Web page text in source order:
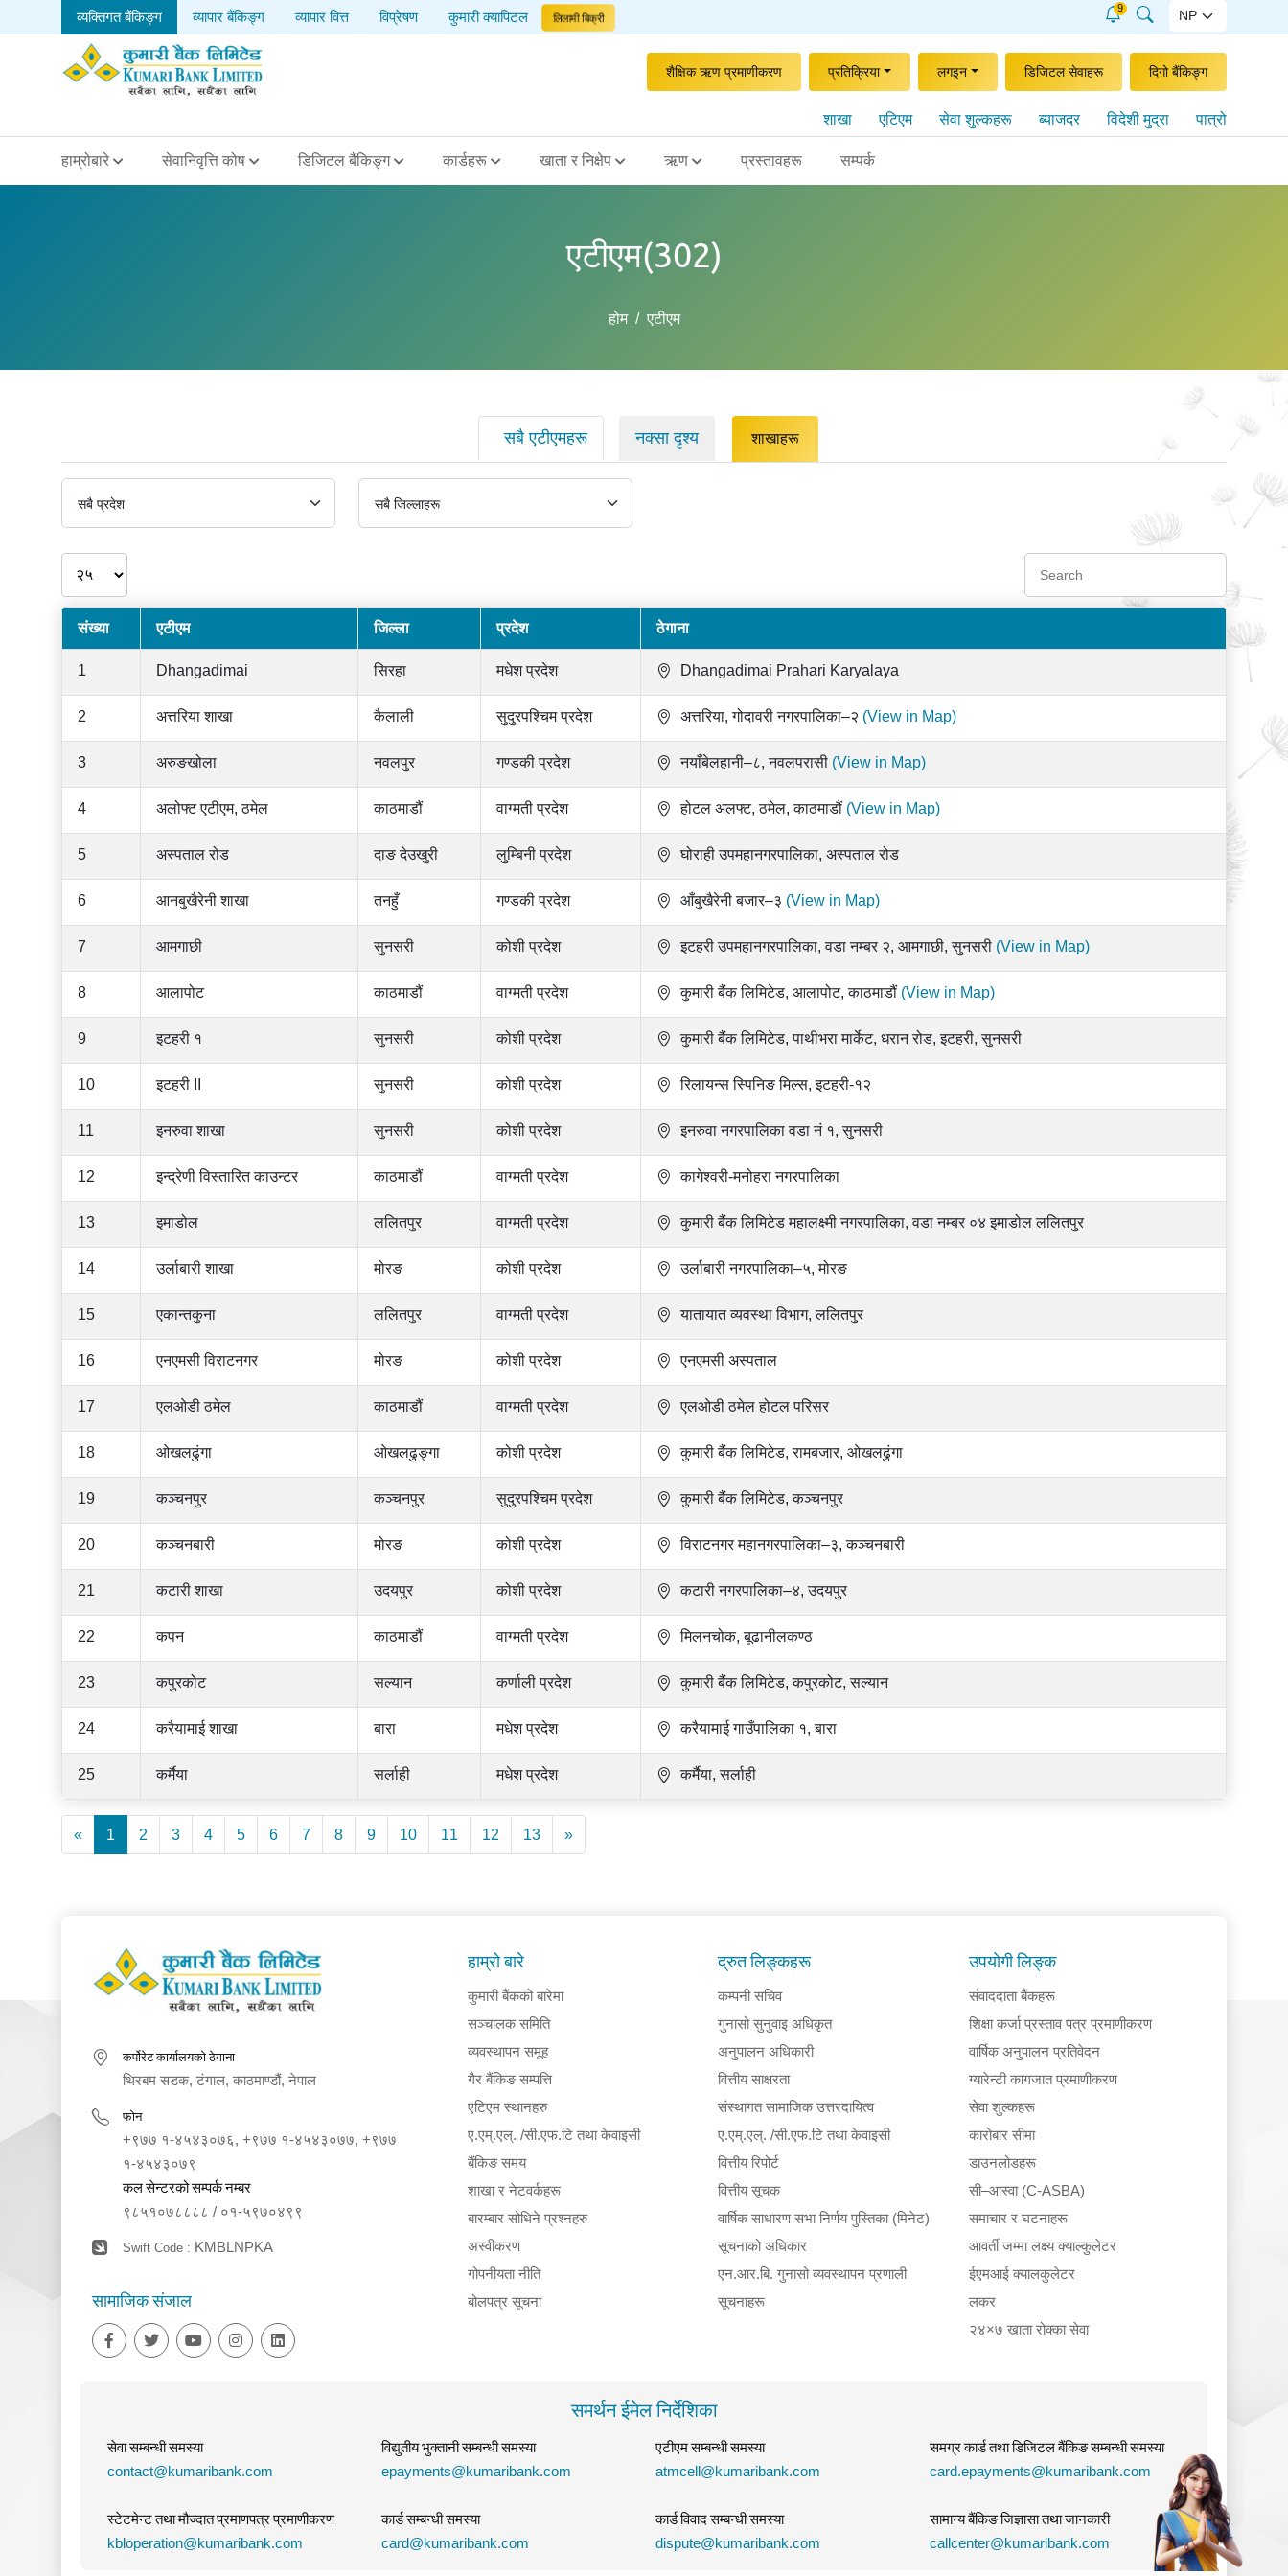
व्यक्तिगत बैंकिङ्ग व्यापार बैंकिङ्ग व्यापार वित्त विप्रेषण कुमारी क्यापिटल लिलामी बिक्री
9
शैक्षिक ऋण प्रमाणीकरण प्रतिक्रिया लगइन डिजिटल सेवाहरू दिगो बैंकिङ्ग
शाखा एटिएम सेवा शुल्कहरू ब्याजदर विदेशी मुद्रा पात्रो
हाम्रोबारे सेवानिवृत्ति कोष डिजिटल बैंकिङ्ग कार्डहरू खाता र निक्षेप ऋण प्रस्तावहरू सम्पर्क
एटीएम(302)
होम एटीएम
सबै एटीएमहरू नक्सा दृश्य शाखाहरू
संख्या एटीएम जिल्ला प्रदेश ठेगाना
1 Dhangadimai सिरहा मधेश प्रदेश Dhangadimai Prahari Karyalaya
2 अत्तरिया शाखा कैलाली सुदुरपश्चिम प्रदेश अत्तरिया, गोदावरी नगरपालिका–२ (View in Map)
3 अरुङखोला नवलपुर गण्डकी प्रदेश नयाँबेलहानी–८, नवलपरासी (View in Map)
4 अलोफ्ट एटीएम, ठमेल काठमाडौं वाग्मती प्रदेश होटल अलफ्ट, ठमेल, काठमाडौं (View in Map)
5 अस्पताल रोड दाङ देउखुरी लुम्बिनी प्रदेश घोराही उपमहानगरपालिका, अस्पताल रोड
6 आनबुखैरेनी शाखा तनहुँ गण्डकी प्रदेश आँबुखैरेनी बजार–३ (View in Map)
7 आमगाछी सुनसरी कोशी प्रदेश इटहरी उपमहानगरपालिका, वडा नम्बर २, आमगाछी, सुनसरी (View in Map)
8 आलापोट काठमाडौं वाग्मती प्रदेश कुमारी बैंक लिमिटेड, आलापोट, काठमाडौं (View in Map)
9 इटहरी १ सुनसरी कोशी प्रदेश कुमारी बैंक लिमिटेड, पाथीभरा मार्केट, धरान रोड, इटहरी, सुनसरी
10 इटहरी II सुनसरी कोशी प्रदेश रिलायन्स स्पिनिङ मिल्स, इटहरी-१२
11 इनरुवा शाखा सुनसरी कोशी प्रदेश इनरुवा नगरपालिका वडा नं १, सुनसरी
12 इन्द्रेणी विस्तारित काउन्टर काठमाडौं वाग्मती प्रदेश कागेश्वरी-मनोहरा नगरपालिका
13 इमाडोल ललितपुर वाग्मती प्रदेश कुमारी बैंक लिमिटेड महालक्ष्मी नगरपालिका, वडा नम्बर ०४ इमाडोल ललितपुर
14 उर्लाबारी शाखा मोरङ कोशी प्रदेश उर्लाबारी नगरपालिका–५, मोरङ
15 एकान्तकुना ललितपुर वाग्मती प्रदेश यातायात व्यवस्था विभाग, ललितपुर
16 एनएमसी विराटनगर मोरङ कोशी प्रदेश एनएमसी अस्पताल
17 एलओडी ठमेल काठमाडौं वाग्मती प्रदेश एलओडी ठमेल होटल परिसर
18 ओखलढुंगा ओखलढुङ्गा कोशी प्रदेश कुमारी बैंक लिमिटेड, रामबजार, ओखलढुंगा
19 कञ्चनपुर कञ्चनपुर सुदुरपश्चिम प्रदेश कुमारी बैंक लिमिटेड, कञ्चनपुर
20 कञ्चनबारी मोरङ कोशी प्रदेश विराटनगर महानगरपालिका–३, कञ्चनबारी
21 कटारी शाखा उदयपुर कोशी प्रदेश कटारी नगरपालिका–४, उदयपुर
22 कपन काठमाडौं वाग्मती प्रदेश मिलनचोक, बूढानीलकण्ठ
23 कपुरकोट सल्यान कर्णाली प्रदेश कुमारी बैंक लिमिटेड, कपुरकोट, सल्यान
24 करैयामाई शाखा बारा मधेश प्रदेश करैयामाई गाउँपालिका १, बारा
25 कर्मैया सर्लाही मधेश प्रदेश कर्मैया, सर्लाही
« 1 2 3 4 5 6 7 8 9 10 11 12 13 »
कर्पोरेट कार्यालयको ठेगाना
थिरबम सडक, टंगाल, काठमाण्डौं, नेपाल
फोन
+९७७ १‑४५४३०७६, +९७७ १‑४५४३०७७, +९७७
१‑४५४३०७९
कल सेन्टरको सम्पर्क नम्बर
९८५१०७८८८८ / ०१‑५९७०४९९
Swift Code : KMBLNPKA
सामाजिक संजाल
हाम्रो बारे
कुमारी बैंकको बारेमा
सञ्चालक समिति
व्यवस्थापन समूह
गैर बैंकिङ सम्पत्ति
एटिएम स्थानहरु
ए.एम्.एल्. /सी.एफ.टि तथा केवाइसी
बैंकिङ समय
शाखा र नेटवर्कहरू
बारम्बार सोधिने प्रश्नहरु
अस्वीकरण
गोपनीयता नीति
बोलपत्र सूचना
द्रुत लिङ्कहरू
कम्पनी सचिव
गुनासो सुनुवाइ अधिकृत
अनुपालन अधिकारी
वित्तीय साक्षरता
संस्थागत सामाजिक उत्तरदायित्व
ए.एम्.एल्. /सी.एफ.टि तथा केवाइसी
वित्तीय रिपोर्ट
वित्तीय सूचक
वार्षिक साधारण सभा निर्णय पुस्तिका (मिनेट)
सूचनाको अधिकार
एन.आर.बि. गुनासो व्यवस्थापन प्रणाली
सूचनाहरू
उपयोगी लिङ्क
संवाददाता बैंकहरू
शिक्षा कर्जा प्रस्ताव पत्र प्रमाणीकरण
वार्षिक अनुपालन प्रतिवेदन
ग्यारेन्टी कागजात प्रमाणीकरण
सेवा शुल्कहरू
कारोबार सीमा
डाउनलोडहरू
सी–आस्वा (C-ASBA)
समाचार र घटनाहरू
आवर्ती जम्मा लक्ष्य क्याल्कुलेटर
ईएमआई क्यालकुलेटर
लकर
२४×७ खाता रोक्का सेवा
समर्थन ईमेल निर्देशिका
सेवा सम्बन्धी समस्या
contact@kumaribank.com
स्टेटमेन्ट तथा मौज्दात प्रमाणपत्र प्रमाणीकरण
kbloperation@kumaribank.com
विद्युतीय भुक्तानी सम्बन्धी समस्या
epayments@kumaribank.com
कार्ड सम्बन्धी समस्या
card@kumaribank.com
एटीएम सम्बन्धी समस्या
atmcell@kumaribank.com
कार्ड विवाद सम्बन्धी समस्या
dispute@kumaribank.com
समग्र कार्ड तथा डिजिटल बैंकिङ सम्बन्धी समस्या
card.epayments@kumaribank.com
सामान्य बैंकिङ जिज्ञासा तथा जानकारी
callcenter@kumaribank.com